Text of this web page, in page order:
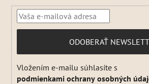
PRIHLÁSIŤ
SA
ODOBERAŤ
Vložením e-mailu súhlasíte s
podmienkami ochrany osobných